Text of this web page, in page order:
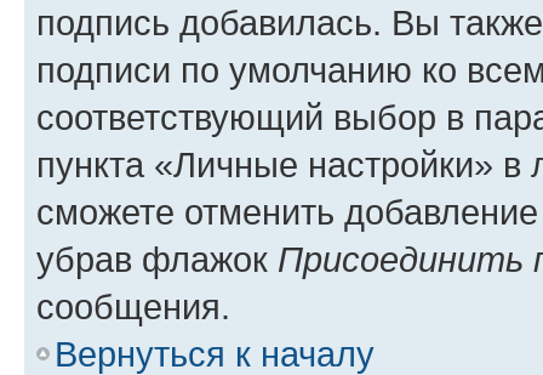
подпись добавилась. Вы
подписи по умолчанию ко
соответствующий выбор в
пункта «Личные настройки»
сможете отменить
убрав флажок Присоединить
сообщения.
Вернуться к началу